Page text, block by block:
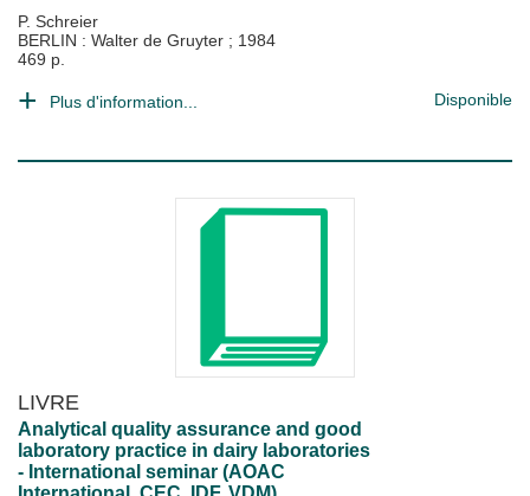
P. Schreier
BERLIN : Walter de Gruyter ; 1984
469 p.
Plus d'information... Disponible
LIVRE
Analytical quality assurance and good
laboratory practice in dairy laboratories
- International seminar (AOAC